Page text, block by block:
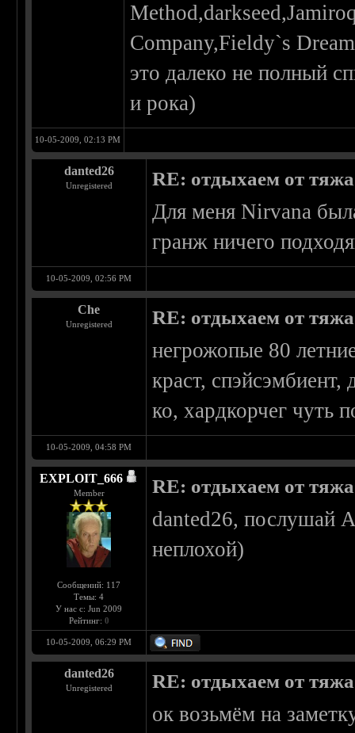
Company,Fieldy`s
это далеко не полный
и рока)
10-05-2009, 02:13 PM
danted26
Unregistered RE: отдыхаем от
Для меня Nirvana
гранж ничего
10-05-2009, 02:56 PM
Che
Unregistered RE: отдыхаем от
негрожопые 80
краст,
ко, хардкорчег чуть
10-05-2009, 04:58 PM
EXPLOIT_666
Member
Сообщений: 117
Темы: 4
У нас с: Jun 2009
Рейтинг: 0
RE: отдыхаем от
danted26, послушай
неплохой)
10-05-2009, 06:29 PM
danted26
Unregistered RE: отдыхаем от
ок возьмём на